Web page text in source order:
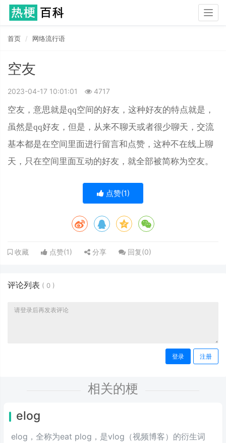
首页 网络流行语
空友
2023-04-17 10:01:01 4717
空友，意思就是qq空间的好友，这种好友的特点就是，
虽然是qq好友，但是，从来不聊天或者很少聊天，交流
基本都是在空间里面进行留言和点赞，这种不在线上聊
天，只在空间里面互动的好友，就全部被简称为空友。
点赞(1)
收藏 点赞(1) 分享 回复(0)
评论列表 ( 0 )
登录 注册
相关的梗
elog
elog，全称为eat plog，是vlog（视频博客）的衍生词